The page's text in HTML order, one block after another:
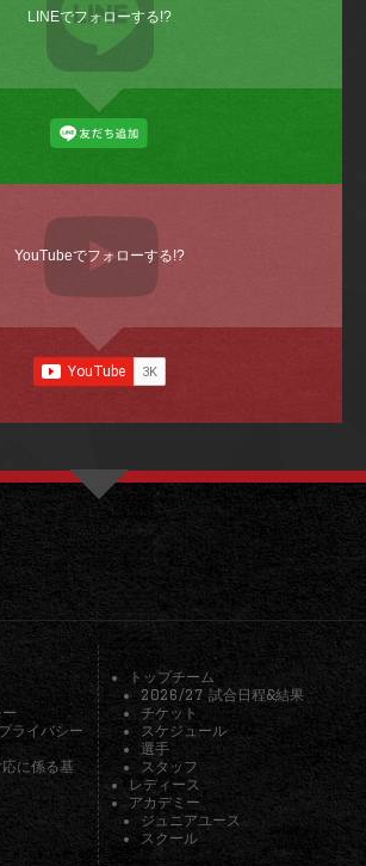
LINEでフォローする!?
YouTubeでフォローする!?
ライバシー
に係る基
トップチーム
2026/27 試合日程&結果
チケット
スケジュール
選手
スタッフ
レディース
アカデミー
ジュニアユース
スクール